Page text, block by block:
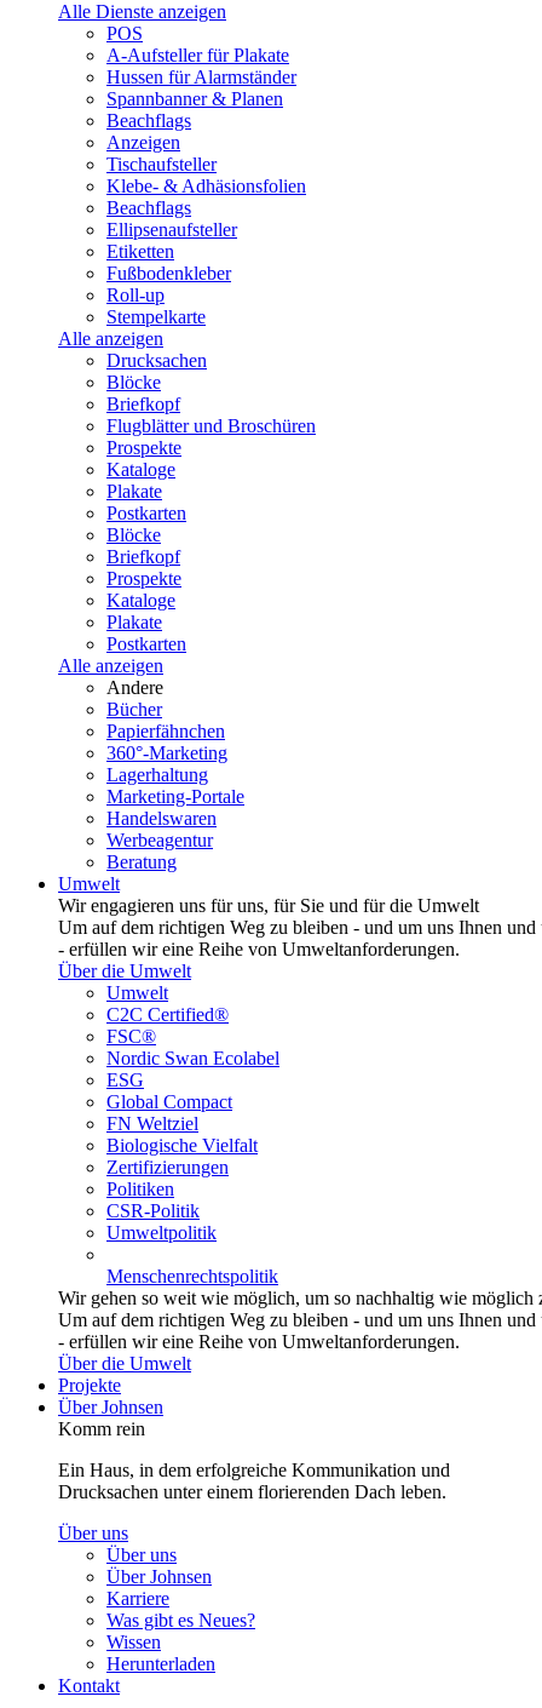
Alle Dienste anzeigen
POS
A-Aufsteller für Plakate
Hussen für Alarmständer
Spannbanner & Planen
Beachflags
Anzeigen
Tischaufsteller
Klebe- & Adhäsionsfolien
Beachflags
Ellipsenaufsteller
Etiketten
Fußbodenkleber
Roll-up
Stempelkarte
Alle anzeigen
Drucksachen
Blöcke
Briefkopf
Flugblätter und Broschüren
Prospekte
Kataloge
Plakate
Postkarten
Blöcke
Briefkopf
Prospekte
Kataloge
Plakate
Postkarten
Alle anzeigen
Andere
Bücher
Papierfähnchen
360°-Marketing
Lagerhaltung
Marketing-Portale
Handelswaren
Werbeagentur
Beratung
Umwelt
Wir engagieren uns für uns, für Sie und für die Umwelt
Um auf dem richtigen Weg zu bleiben - und um uns Ihnen
- erfüllen wir eine Reihe von Umweltanforderungen.
Über die Umwelt
Umwelt
C2C Certified®
FSC®
Nordic Swan Ecolabel
ESG
Global Compact
FN Weltziel
Biologische Vielfalt
Zertifizierungen
Politiken
CSR-Politik
Umweltpolitik
Menschenrechtspolitik
Wir gehen so weit wie möglich, um so nachhaltig wie möglich
Um auf dem richtigen Weg zu bleiben - und um uns Ihnen
- erfüllen wir eine Reihe von Umweltanforderungen.
Über die Umwelt
Projekte
Über Johnsen
Komm rein
Ein Haus, in dem erfolgreiche Kommunikation und
Drucksachen unter einem florierenden Dach leben.
Über uns
Über uns
Über Johnsen
Karriere
Was gibt es Neues?
Wissen
Herunterladen
Kontakt